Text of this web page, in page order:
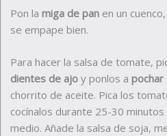
Pon la miga de pan en un
se empape bien.
Para hacer la salsa de tomate,
dientes de ajo y ponlos a pochar
chorrito de aceite. Pica los
cocínalos durante 25-30
medio. Añade la salsa de soja,